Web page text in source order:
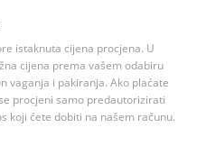
istaknuta cijena procjena. U
cijena prema vašem odabiru
vaganja i pakiranja. Ako plaćate
procjeni samo predautorizirati
koji ćete dobiti na našem računu.